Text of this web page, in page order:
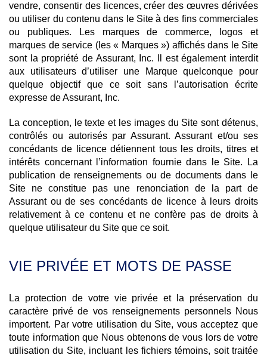
vendre, consentir des licences, créer des œuvres dérivées
ou utiliser du contenu dans le Site à des fins commerciales
ou publiques. Les marques de commerce, logos et
marques de service (les « Marques ») affichés dans le Site
sont la propriété de Assurant, Inc. Il est également interdit
aux utilisateurs d’utiliser une Marque quelconque pour
quelque objectif que ce soit sans l’autorisation écrite
expresse de Assurant, Inc.
La conception, le texte et les images du Site sont détenus,
contrôlés ou autorisés par Assurant. Assurant et/ou ses
concédants de licence détiennent tous les droits, titres et
intérêts concernant l’information fournie dans le Site. La
publication de renseignements ou de documents dans le
Site ne constitue pas une renonciation de la part de
Assurant ou de ses concédants de licence à leurs droits
relativement à ce contenu et ne confère pas de droits à
quelque utilisateur du Site que ce soit.
VIE PRIVÉE ET MOTS DE PASSE
La protection de votre vie privée et la préservation du
caractère privé de vos renseignements personnels Nous
importent. Par votre utilisation du Site, vous acceptez que
toute information que Nous obtenons de vous lors de votre
utilisation du Site, incluant les fichiers témoins, soit traitée